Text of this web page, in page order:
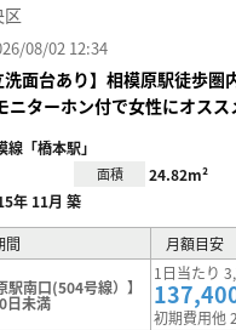
08/02 12:34
洗面台あり】相模原駅徒歩圏
ニターホン付で女性にオスス
線「橋本駅」
面積 24.82m²
年 11月 築
間 月額目安
駅南口(504号線）】
日未満
1日当たり
初期費用他